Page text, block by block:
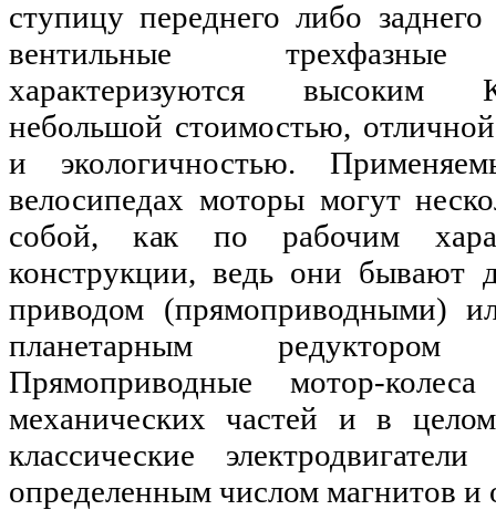
ступицу переднего либо заднего
вентильные трехфазные
характеризуются высоким
небольшой стоимостью,
и экологичностью.
велосипедах моторы могут
собой, как по рабочим
конструкции, ведь они бывают
приводом (прямоприводными)
планетарным
Прямоприводные мотор-
механических частей и в
классические
определенным числом магнитов и